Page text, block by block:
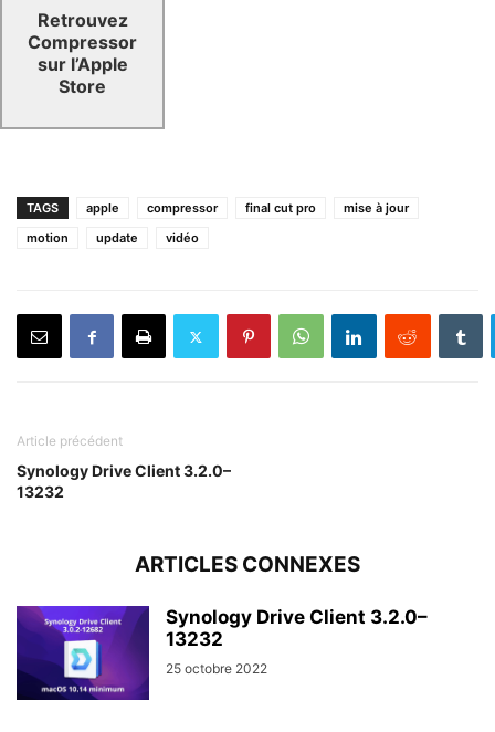
Retrouvez
Compressor
sur l’Apple
Store
nous vous
aidons à
déploy­er vos
ple Store
TAGS apple compressor final cut pro
mise à jour
motion
update vidéo
Article précédent
Synology Drive Client 3.2.0–
13232
ARTICLES CONNEXES
Synology Drive Client 3.2.0–
13232
25 octobre 2022